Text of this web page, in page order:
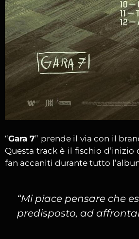
“Gara 7” prende il via con il
Questa track è il fischio
fan accaniti durante tutto
“Mi piace pensare che
predisposto, ad